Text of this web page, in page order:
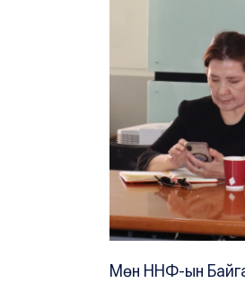
Мөн ННФ-ын